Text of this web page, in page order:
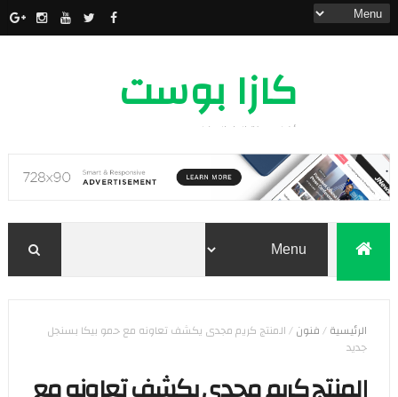
كازا بوست
أخبار مدينة الدار البيضاء
الرئيسية/فنون/المنتج كريم مجدى يكشف تعاونه مع حمو بيكا بسنجل
جديد